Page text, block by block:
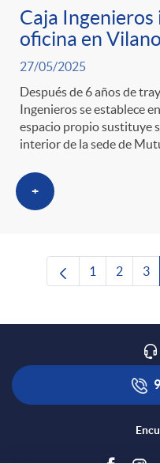
Caja
oficina en
27/05/2025
Después de 6 años de
Ingenieros se establece
espacio propio sustituye
interior de la sede de
+
Página
1 Página
2 3